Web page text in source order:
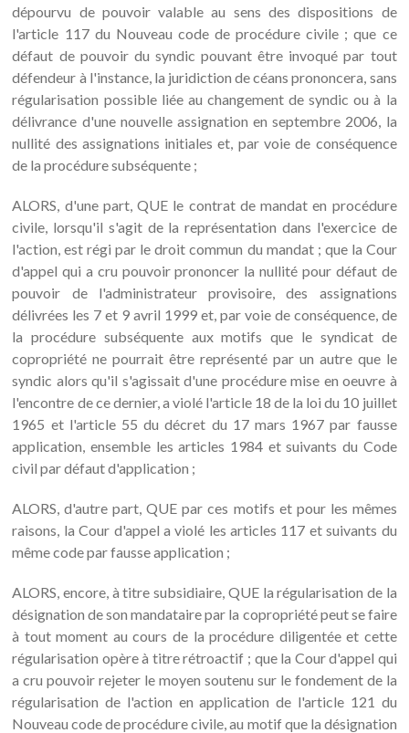
dépourvu de pouvoir valable au sens des dispositions de
l'article 117 du Nouveau code de procédure civile ; que ce
défaut de pouvoir du syndic pouvant être invoqué par tout
défendeur à l'instance, la juridiction de céans prononcera, sans
régularisation possible liée au changement de syndic ou à la
délivrance d'une nouvelle assignation en septembre 2006, la
nullité des assignations initiales et, par voie de conséquence
de la procédure subséquente ;
ALORS, d'une part, QUE le contrat de mandat en procédure
civile, lorsqu'il s'agit de la représentation dans l'exercice de
l'action, est régi par le droit commun du mandat ; que la Cour
d'appel qui a cru pouvoir prononcer la nullité pour défaut de
pouvoir de l'administrateur provisoire, des assignations
délivrées les 7 et 9 avril 1999 et, par voie de conséquence, de
la procédure subséquente aux motifs que le syndicat de
copropriété ne pourrait être représenté par un autre que le
syndic alors qu'il s'agissait d'une procédure mise en oeuvre à
l'encontre de ce dernier, a violé l'article 18 de la loi du 10 juillet
1965 et l'article 55 du décret du 17 mars 1967 par fausse
application, ensemble les articles 1984 et suivants du Code
civil par défaut d'application ;
ALORS, d'autre part, QUE par ces motifs et pour les mêmes
raisons, la Cour d'appel a violé les articles 117 et suivants du
même code par fausse application ;
ALORS, encore, à titre subsidiaire, QUE la régularisation de la
désignation de son mandataire par la copropriété peut se faire
à tout moment au cours de la procédure diligentée et cette
régularisation opère à titre rétroactif ; que la Cour d'appel qui
a cru pouvoir rejeter le moyen soutenu sur le fondement de la
régularisation de l'action en application de l'article 121 du
Nouveau code de procédure civile, au motif que la désignation